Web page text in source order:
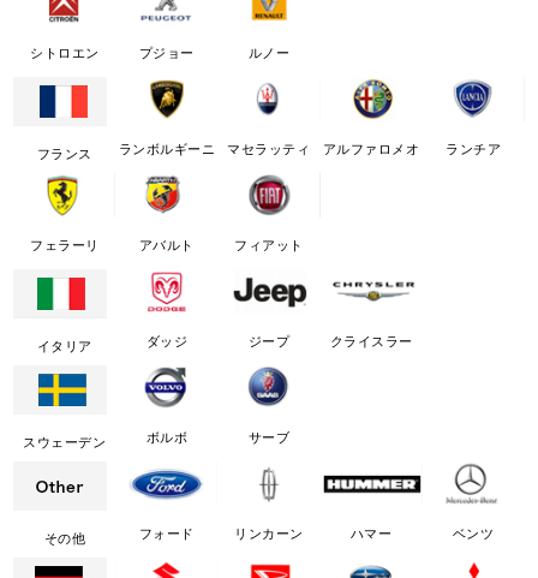
シトロエン プジョー ルノー
フランス ランボルギーニ マセラッティ アルファロメオ ランチア
フェラーリ アバルト フィアット
イタリア ダッジ ジープ クライスラー
スウェーデン ボルボ サーブ
その他 フォード リンカーン ハマー ベンツ